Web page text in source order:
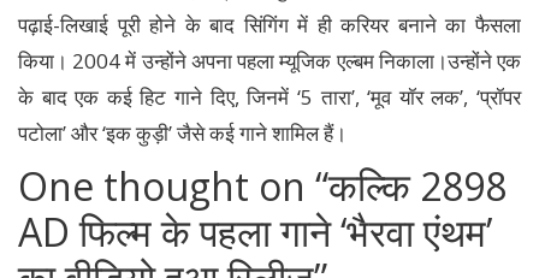
पढ़ाई-लिखाई पूरी होने के बाद सिंगिंग में ही करियर बनाने का फैसला
किया। 2004 में उन्होंने अपना पहला म्यूजिक एल्बम निकाला।उन्होंने एक
के बाद एक कई हिट गाने दिए, जिनमें ‘5 तारा’, ‘मूव यॉर लक’, ‘प्रॉपर
पटोला’ और ‘इक कुड़ी’ जैसे कई गाने शामिल हैं।
One thought on “कल्कि 2898
AD फिल्म के पहला गाने ‘भैरवा एंथम’